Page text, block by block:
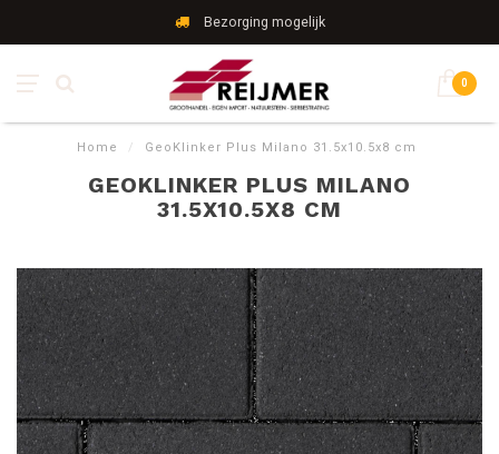
Bezorging mogelijk
0
Home / GeoKlinker Plus Milano 31.5x10.5x8 cm
GEOKLINKER PLUS MILANO
31.5X10.5X8 CM